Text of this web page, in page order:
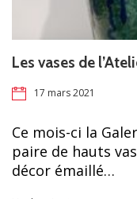
Les vases de
17 mars 2021
Ce mois-ci la
paire de hauts
décor émaillé…